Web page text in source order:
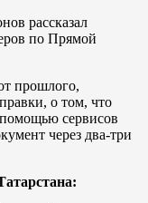
рассказал
по Прямой
прошлого,
о том, что
сервисов
через два-три